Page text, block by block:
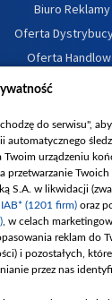
Biuro Reklamy
Oferta
Oferta
Dostępność
zgłoszeń
do serwisu",
automatycznego
urządzeniu
przetwarzanie
S.A. w likwidacji
(1201 firm) oraz
, w celach
reklam do
i pozostałych,
przez nas